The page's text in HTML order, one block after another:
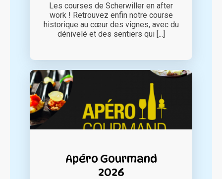
Les courses de Scherwiller en after
work ! Retrouvez enfin notre course
historique au cœur des vignes, avec du
dénivelé et des sentiers qui [...]
Apéro Gourmand
2026